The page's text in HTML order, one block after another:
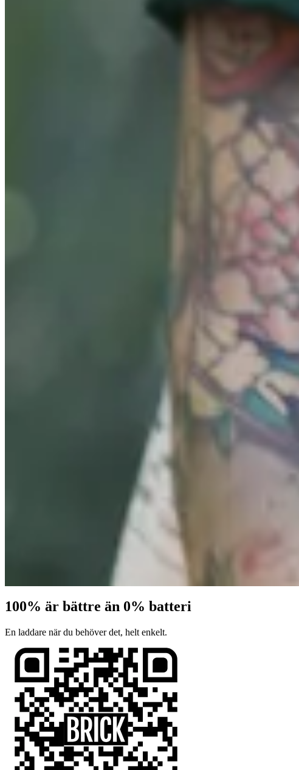
100% är bättre än 0% batteri
En laddare när du behöver det, helt enkelt.